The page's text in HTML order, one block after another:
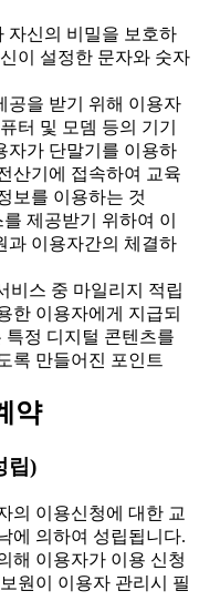
신의 비밀을 보호하
이 설정한 문자와 숫자
을 받기 위해 이용자
터 및 모뎀 등의 기기
가 단말기를 이용하
산기에 접속하여 교육
보를 이용하는 것
제공받기 위하여 이
과 이용자간의 체결하
비스 중 마일리지 적립
한 이용자에게 지급되
특정 디지털 콘텐츠를
록 만들어진 포인트
약
립)
의 이용신청에 대한 교
에 의하여 성립됩니다.
해 이용자가 이용 신청
원이 이용자 관리시 필